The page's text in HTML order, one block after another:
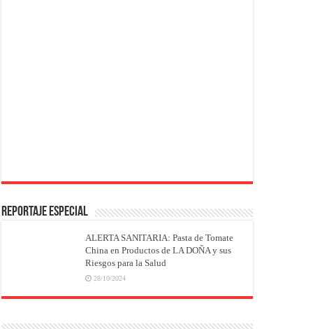
REPORTAJE ESPECIAL
ALERTA SANITARIA: Pasta de Tomate
China en Productos de LA DOÑA y sus
Riesgos para la Salud
28/10/2024